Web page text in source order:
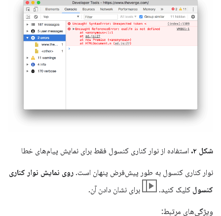
شکل ۲. استفاده از نوار کناری کنسول فقط برای نمایش پیام‌های خطا
نوار کناری کنسول به طور پیش‌فرض پنهان است. روی نمایش نوار کناری
کنسول کلیک کنید. برای نشان دادن آن.
ویژگی‌های مرتبط: